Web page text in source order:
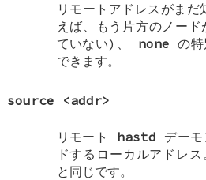
リモートアドレスがま
えば、もう片方のノー
ていない)、 none の
できます。
source <addr>
リモート hastd デー
ドするローカルアドレ
と同じです。